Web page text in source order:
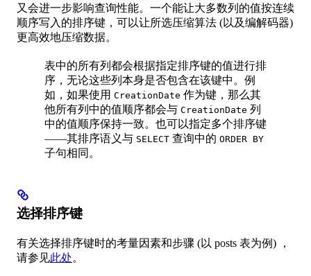
又会进一步影响查询性能。一个能让大多数列的值按连续
顺序写入的排序键，可以让所选压缩算法 (以及编解码器)
更高效地压缩数据。
表中的所有列都会根据指定排序键的值进行排
序，无论这些列本身是否包含在该键中。例
如，如果使用 CreationDate 作为键，那么其
他所有列中的值顺序都会与 CreationDate 列
中的值顺序保持一致。也可以指定多个排序键
——其排序语义与 SELECT 查询中的 ORDER BY
子句相同。
选择排序键
有关选择排序键时的考量因素和步骤 (以 posts 表为例) ，
请参见此处。